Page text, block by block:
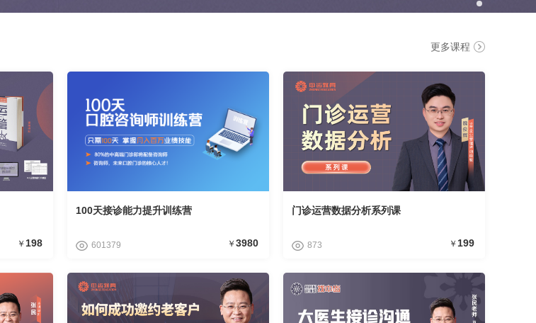
更多课程
￥ 198
100天接诊能力提升训练营
601379 ￥ 3980
门诊运营数据分析系列课
873 ￥ 199